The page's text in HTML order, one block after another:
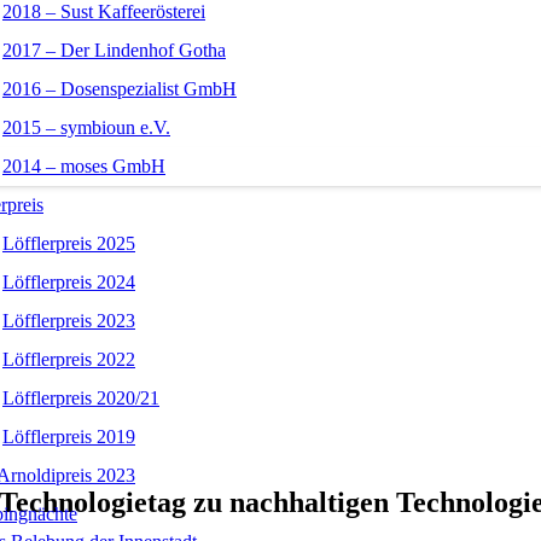
2018 – Sust Kaffeerösterei
2017 – Der Lindenhof Gotha
2016 – Dosenspezialist GmbH
2015 – symbioun e.V.
2014 – moses GmbH
Löfflerpreis 2025
Löfflerpreis 2024
Löfflerpreis 2023
Löfflerpreis 2022
Löfflerpreis 2020/21
Löfflerpreis 2019
2023
zu nachhaltigen